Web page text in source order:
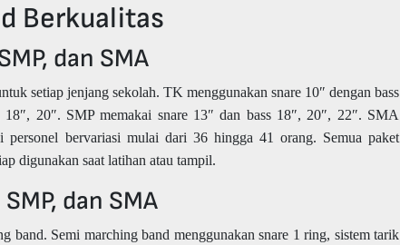
Berkualitas
dan SMA
setiap jenjang sekolah. TK menggunakan snare 10″ dengan bass
20″. SMP memakai snare 13″ dan bass 18″, 20″, 22″. SMA
personel bervariasi mulai dari 36 hingga 41 orang. Semua paket
digunakan saat latihan atau tampil.
dan SMA
band. Semi marching band menggunakan snare 1 ring, sistem tarik